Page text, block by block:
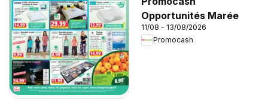
Opportunités Marée
11/08 - 13/08/2026
Promocash